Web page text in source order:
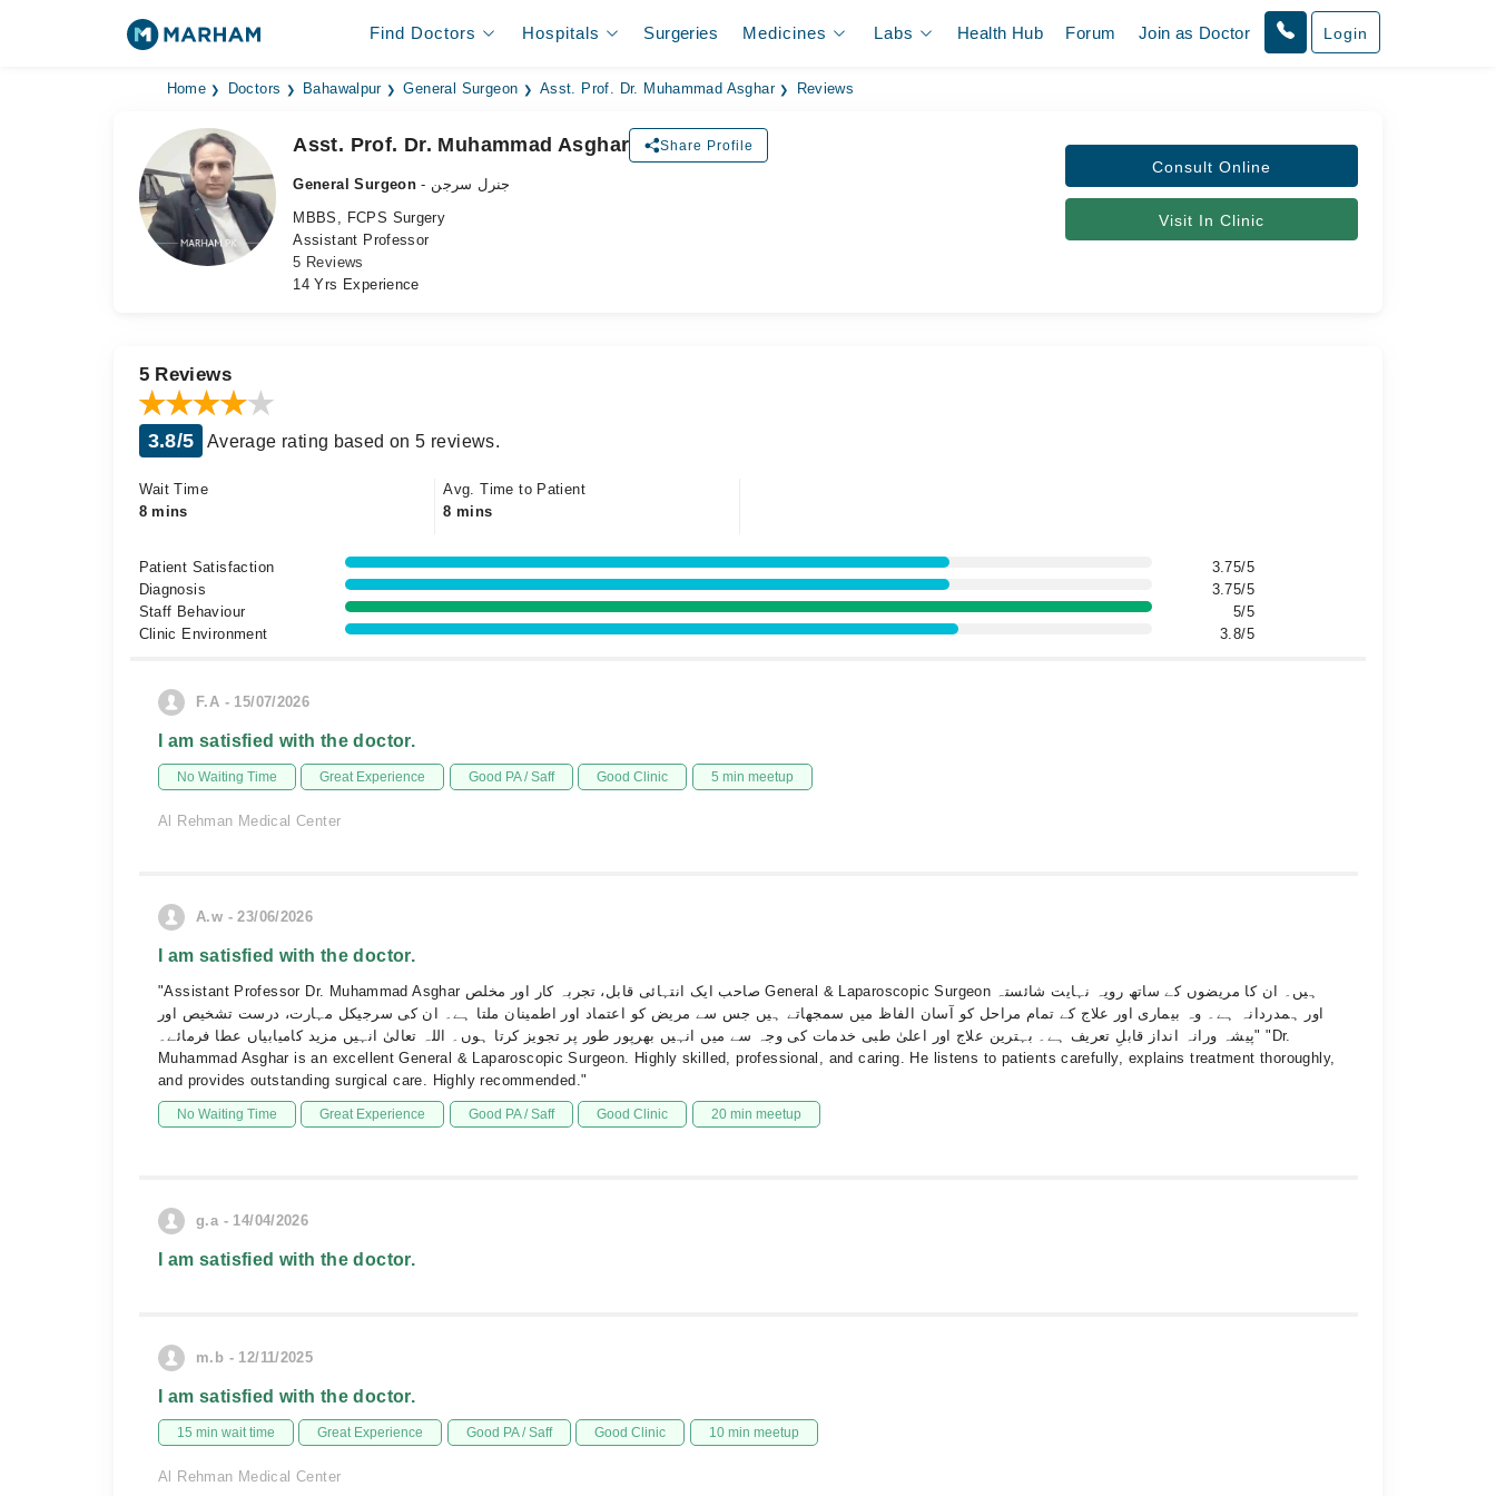
Find Doctors Hospitals Surgeries Medicines Labs Health Hub Forum Join as Doctor Login
Home Doctors Bahawalpur General Surgeon Asst. Prof. Dr. Muhammad Asghar Reviews
Asst. Prof. Dr. Muhammad Asghar Share Profile
General Surgeon
- جنرل سرجن
MBBS, FCPS Surgery
Assistant Professor
5 Reviews
14 Yrs Experience
Consult Online
Visit In Clinic
5 Reviews
3.8/5 Average rating based on 5 reviews.
Wait Time
8 mins
Avg. Time to Patient
8 mins
Patient Satisfaction
3.75/5
Diagnosis
3.75/5
Staff Behaviour
5/5
Clinic Environment
3.8/5
F.A - 15/07/2026
I am satisfied with the doctor.
No Waiting Time Great Experience Good PA / Saff Good Clinic 5 min meetup
Al Rehman Medical Center
A.w - 23/06/2026
I am satisfied with the doctor.
"Assistant Professor Dr. Muhammad Asghar صاحب ایک انتہائی قابل، تجربہ کار اور مخلص General & Laparoscopic Surgeon ہیں۔ ان کا مریضوں کے ساتھ رویہ نہایت شائستہ
اور ہمدردانہ ہے۔ وہ بیماری اور علاج کے تمام مراحل کو آسان الفاظ میں سمجھاتے ہیں جس سے مریض کو اعتماد اور اطمینان ملتا ہے۔ ان کی سرجیکل مہارت، درست تشخیص اور
پیشہ ورانہ انداز قابلِ تعریف ہے۔ بہترین علاج اور اعلیٰ طبی خدمات کی وجہ سے میں انہیں بھرپور طور پر تجویز کرتا ہوں۔ اللہ تعالیٰ انہیں مزید کامیابیاں عطا فرمائے۔" "Dr.
Muhammad Asghar is an excellent General & Laparoscopic Surgeon. Highly skilled, professional, and caring. He listens to patients carefully, explains treatment thoroughly,
and provides outstanding surgical care. Highly recommended."
No Waiting Time Great Experience Good PA / Saff Good Clinic 20 min meetup
g.a - 14/04/2026
I am satisfied with the doctor.
m.b - 12/11/2025
I am satisfied with the doctor.
15 min wait time Great Experience Good PA / Saff Good Clinic 10 min meetup
Al Rehman Medical Center